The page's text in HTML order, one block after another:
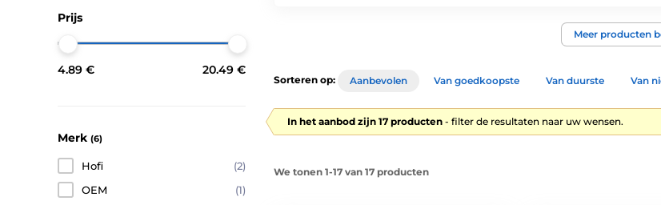
Meer producten
Prijs
4.89 € 20.49 €
Merk (6)
Hofi
(2)
OEM
(1)
Sorteren op: Aanbevolen Van goedkoopste Van duurste Van
In het aanbod zijn 17 producten - filter de resultaten naar uw wensen.
We tonen 1-17 van 17 producten